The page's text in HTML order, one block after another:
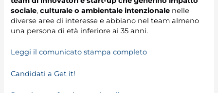
sociale,culturale o ambientale intenzionale nelle
diverse aree di interesse e abbiano nel team almeno
una persona di età inferiore ai 35 anni.
Leggi il comunicato stampa completo
Candidati a Get it!